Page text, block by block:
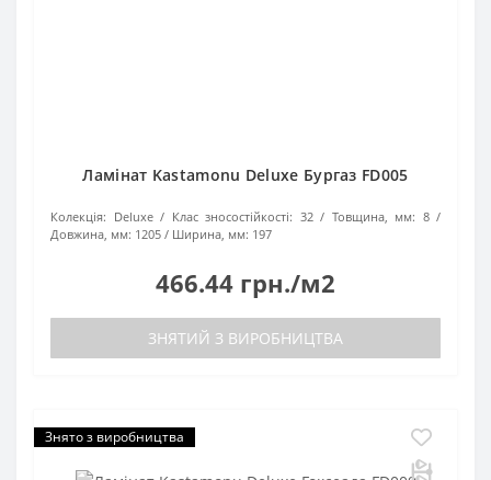
Ламінат Kastamonu Deluxe Бургаз FD005
Колекція: Deluxe Клас зносостійкості: 32 Товщина, мм: 8
Довжина, мм: 1205 Ширина, мм: 197
466.44 грн./м2
ЗНЯТИЙ З ВИРОБНИЦТВА
Знято з виробництва